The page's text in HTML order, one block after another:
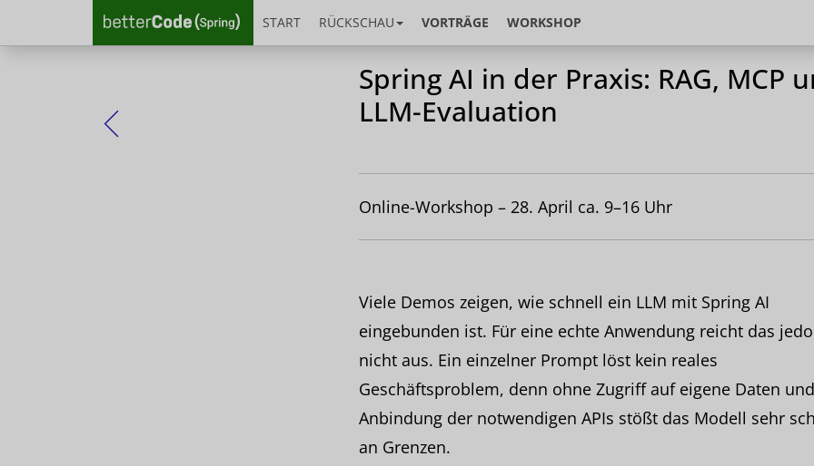
START RÜCKSCHAU VORTRÄGE WORKSHOP
Spring AI in der Praxis: RAG, MCP
LLM-Evaluation
Online-Workshop – 28. April ca. 9–16 Uhr
Viele Demos zeigen, wie schnell ein LLM mit Spring AI
eingebunden ist. Für eine echte Anwendung reicht das
nicht aus. Ein einzelner Prompt löst kein reales
Geschäftsproblem, denn ohne Zugriff auf eigene Daten
Anbindung der notwendigen APIs stößt das Modell sehr
an Grenzen.